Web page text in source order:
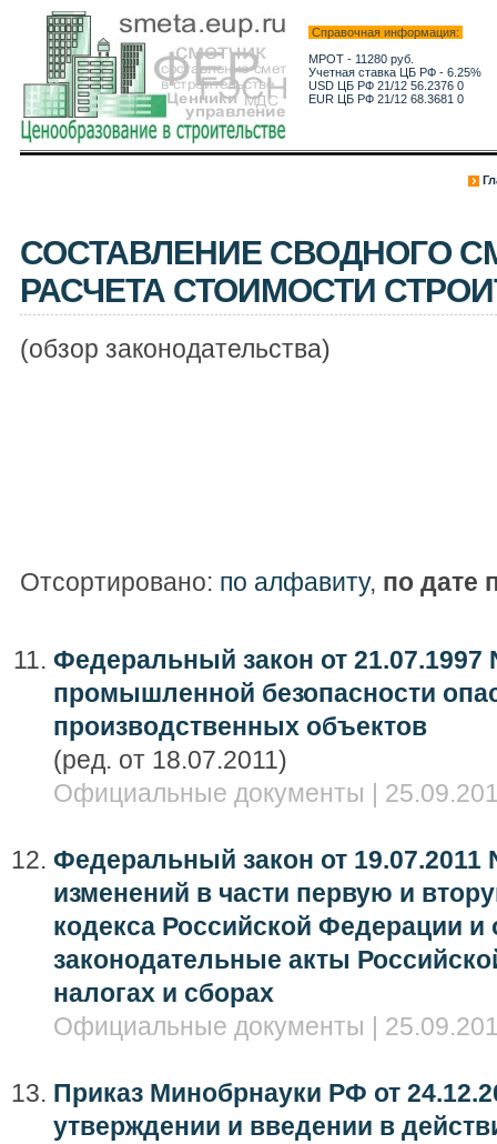
Справочная информация:
МРОТ - 11280 руб.
Учетная ставка ЦБ РФ - 6.25%
USD ЦБ РФ 21/12 56.2376 0
EUR ЦБ РФ 21/12 68.3681 0
СОСТАВЛЕНИЕ СВОДНОГО
РАСЧЕТА СТОИМОСТИ
(обзор законодательства)
Отсортировано: по алфавиту, по дате
Федеральный закон от 21.07.1997
промышленной безопасности
производственных объектов
(ред. от 18.07.2011)
Официальные документы |
Федеральный закон от 19.07.2011
изменений в части первую и
кодекса Российской Федерации и
законодательные акты
налогах и сборах
Официальные документы |
Приказ Минобрнауки РФ от
утверждении и введении в